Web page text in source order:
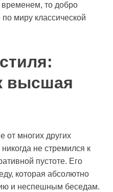
временем, то добро
миру классической
высшая
от многих других
не стремился к
пустоте. Его
которая абсолютно
и неспешным беседам.